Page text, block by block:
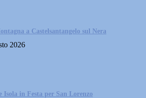
a Castelsantangelo sul Nera
2026
Isola in Festa per San Lorenzo